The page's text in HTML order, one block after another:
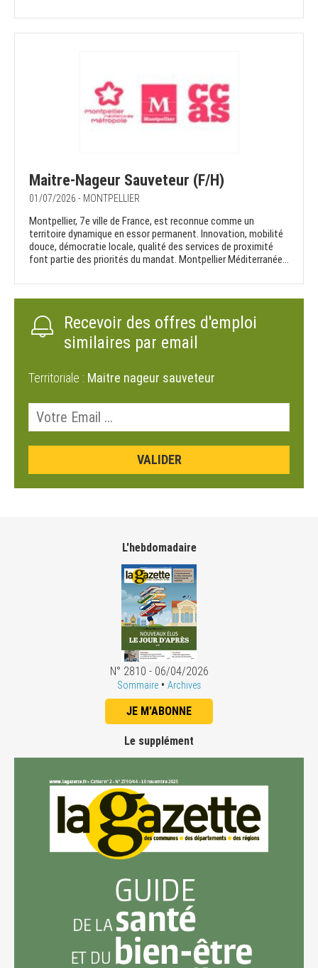
Maitre-Nageur Sauveteur (F/H)
01/07/2026 - MONTPELLIER
Montpellier, 7e ville de France, est reconnue comme un
territoire dynamique en essor permanent. Innovation, mobilité
douce, démocratie locale, qualité des services de proximité
font partie des priorités du mandat. Montpellier Méditerranée...
Recevoir des offres d'emploi
similaires par email
Territoriale : Maitre nageur sauveteur
L'hebdomadaire
N° 2810 - 06/04/2026
Sommaire • Archives
JE M'ABONNE
Le supplément